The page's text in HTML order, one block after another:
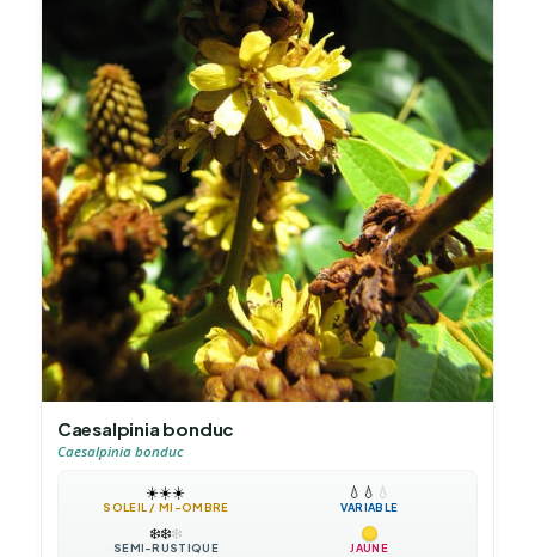
Caesalpinia bonduc
Caesalpinia bonduc
☀️☀️☀️
SOLEIL / MI-OMBRE
💧 💧 💧
VARIABLE
❄️❄️❄️
SEMI-RUSTIQUE JAUNE